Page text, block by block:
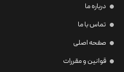
درباره ما
تماس با ما
صفحه اصلی
قوانین و مقررات